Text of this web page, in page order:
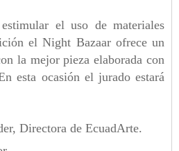
el uso de materiales
el Night Bazaar ofrece un
la mejor pieza elaborada con
esta ocasión el jurado estará
Directora de EcuadArte.